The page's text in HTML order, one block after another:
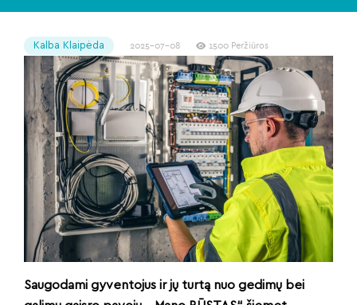
Kalba Klaipėda 2025-07-08 1500 Peržiūros
Saugodami gyventojus ir jų turtą nuo gedimų bei